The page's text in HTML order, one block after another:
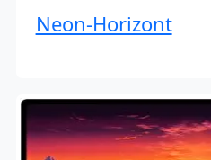
Neon-Horizont